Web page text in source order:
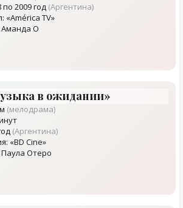
по 2009 год (Аргентина)
«América TV»
Аманда О
в ожидании»
(мелодрама)
(Аргентина)
«BD Cine»
Отеро